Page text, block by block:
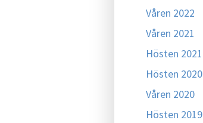
Våren 2022
Våren 2021
Hösten 2021
Hösten 2020
Våren 2020
Hösten 2019